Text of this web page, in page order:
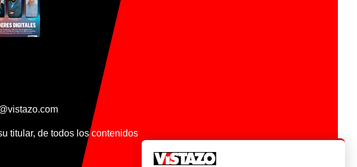
titular, de todos los contenidos